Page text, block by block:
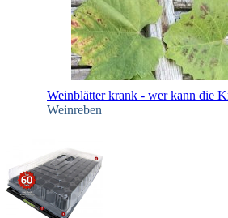
Weinblätter krank - wer kann die
Weinreben